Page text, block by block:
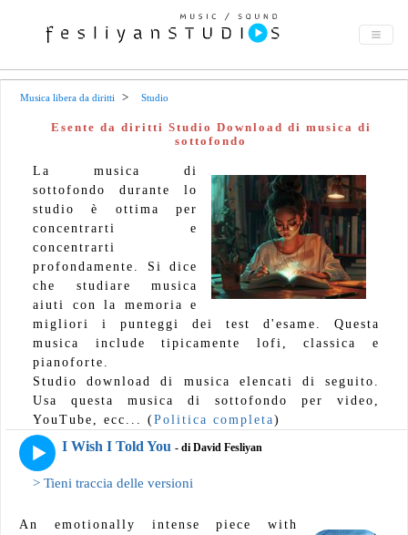
Musica libera da diritti Studio
Esente da diritti Studio Download di musica di
sottofondo
La musica di
sottofondo durante lo
studio è ottima per
concentrarti e
concentrarti
profondamente. Si dice
che studiare musica
aiuti con la memoria e
migliori i punteggi dei test d'esame. Questa
musica include tipicamente lofi, classica e
pianoforte.
Studio download di musica elencati di seguito.
Usa questa musica di sottofondo per video,
YouTube, ecc... (Politica completa)
I Wish I Told You - di David Fesliyan
> Tieni traccia delle versioni
An emotionally intense piece with